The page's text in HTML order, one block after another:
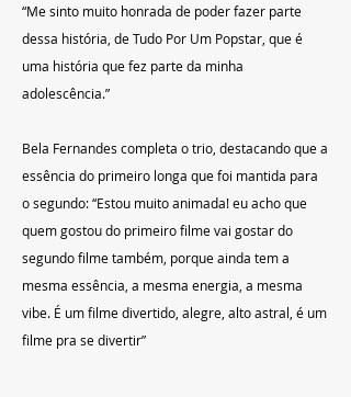
“Me sinto muito honrada de poder fazer parte
dessa história, de Tudo Por Um Popstar, que é
uma história que fez parte da minha
adolescência.”
Bela Fernandes completa o trio, destacando que a
essência do primeiro longa que foi mantida para
o segundo: “Estou muito animada! eu acho que
quem gostou do primeiro filme vai gostar do
segundo filme também, porque ainda tem a
mesma essência, a mesma energia, a mesma
vibe. É um filme divertido, alegre, alto astral, é um
filme pra se divertir”